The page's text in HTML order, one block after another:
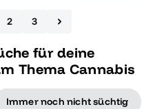
2 3
für deine
Thema Cannabis
Immer noch nicht süchtig